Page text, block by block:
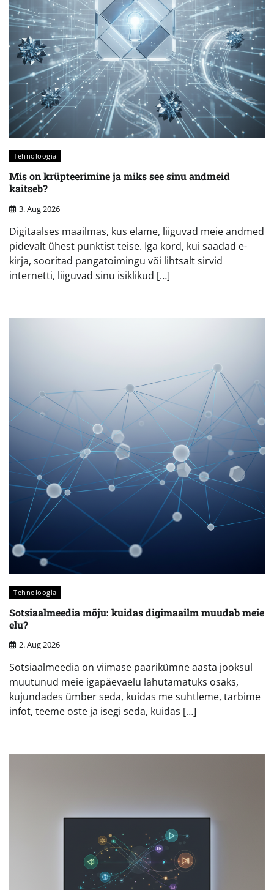
Tehnoloogia
Mis on krüpteerimine ja miks see sinu andmeid
kaitseb?
3. Aug 2026
Digitaalses maailmas, kus elame, liiguvad meie andmed
pidevalt ühest punktist teise. Iga kord, kui saadad e-
kirja, sooritad pangatoimingu või lihtsalt sirvid
internetti, liiguvad sinu isiklikud […]
Tehnoloogia
Sotsiaalmeedia mõju: kuidas digimaailm muudab meie
elu?
2. Aug 2026
Sotsiaalmeedia on viimase paarikümne aasta jooksul
muutunud meie igapäevaelu lahutamatuks osaks,
kujundades ümber seda, kuidas me suhtleme, tarbime
infot, teeme oste ja isegi seda, kuidas […]